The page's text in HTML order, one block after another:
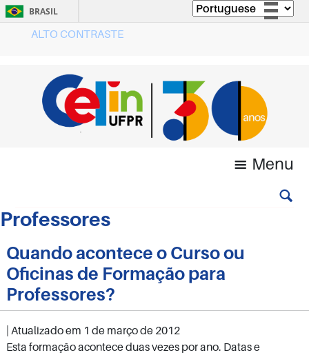
BRASIL
Acesso à informação
Legislação
Canais
ALTO CONTRASTE
Menu
Professores
Quando acontece o Curso ou
Oficinas de Formação para
Professores?
| Atualizado em 1 de março de 2012
Esta formação acontece duas vezes por ano. Datas e